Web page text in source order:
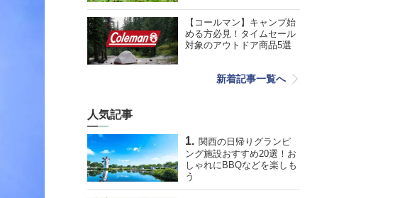
【コールマン】キャンプ始
める方必見！タイムセール
対象のアウトドア商品5選
新着記事一覧へ
人気記事
関西の日帰りグランピ
ング施設おすすめ20選！お
しゃれにBBQなどを楽しも
う